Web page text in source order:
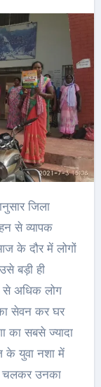
से व्यापक
के दौर में लोगों
बड़ी ही
से अधिक लोग
सेवन कर घर
का सबसे ज्यादा
के युवा नशा में
चलकर उनका